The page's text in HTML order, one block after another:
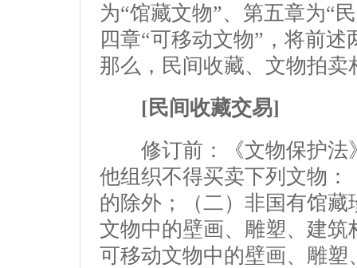
为“馆藏文物”、第五章为“
四章“可移动文物”，将前
那么，民间收藏、文物拍
[民间收藏交易]
修订前：《文物保护法
他组织不得买卖下列文物
的除外；（二）非国有馆
文物中的壁画、雕塑、建
可移动文物中的壁画、雕